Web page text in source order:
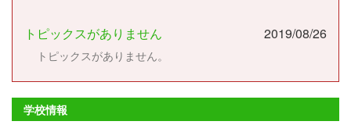
トピックスがありません 2019/08/26
トピックスがありません。
学校情報